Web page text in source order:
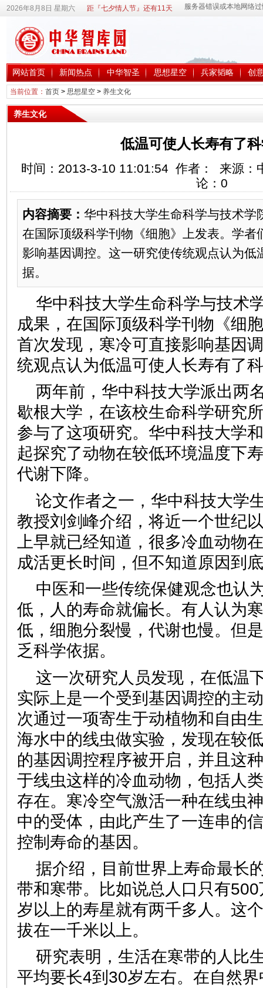
2026年8月8日 星期六 距『七夕情人节』还有11天
网站首页 新闻热点 中华智圣 思想星空 兵家韬略 创
当前位置： 首页> 思想星空> 养生文化
养生文化
低温可使人长寿有了
时间：2013-3-10 11:01:54 作者： 来源：
论： 0
内容摘要： 华中科技大学生命科学与技术学
在国际顶级科学刊物《细胞》上发表。学者
影响基因调控。这一研究使传统观点认为低
据。
华中科技大学生命科学与技术
成果，在国际顶级科学刊物《细
首次发现，寒冷可直接影响基因
统观点认为低温可使人长寿有了
两年前，华中科技大学派出两
歇根大学，在该校生命科学研究
参与了这项研究。华中科技大学
起探究了动物在较低环境温度下
代谢下降。
论文作者之一，华中科技大学
教授刘剑峰介绍，将近一个世纪
上早就已经知道，很多冷血动物
成活更长时间，但不知道原因到
中医和一些传统保健观念也认
低，人的寿命就偏长。有人认为
低，细胞分裂慢，代谢也慢。但
乏科学依据。
这一次研究人员发现，在低温
实际上是一个受到基因调控的主
次通过一项寄生于动植物和自由
海水中的线虫做实验，发现在较
的基因调控程序被开启，并且这
于线虫这样的冷血动物，包括人
存在。寒冷空气激活一种在线虫
中的受体，由此产生了一连串的
控制寿命的基因。
据介绍，目前世界上寿命最长
带和寒带。比如说总人口只有
岁以上的寿星就有两千多人。这
拔在一千米以上。
研究表明，生活在寒带的人比
平均要长4到30岁左右。在自然